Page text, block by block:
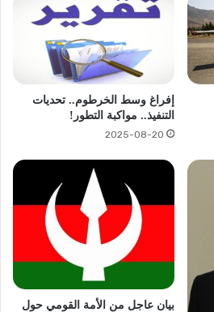
إفراغ وسط الخرطوم.. تحديات
التنفيذ.. مواكبة التطور!
2025-08-20
بيان عاجل من الأمة القومي حول